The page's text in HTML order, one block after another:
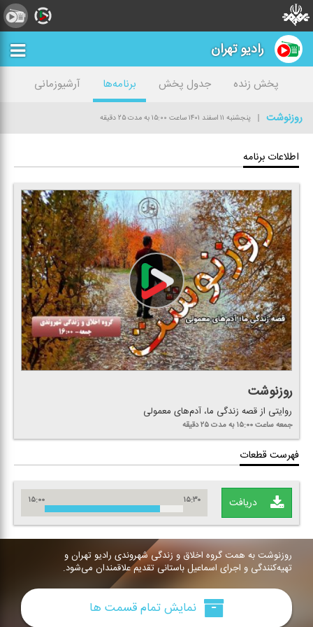
رادیو تهران
پخش زنده جدول پخش برنامه‌ها
آرشیوزمانی
روزنوشت
پنجشنبه ۱۱ اسفند ۱۴۰۱ ساعت ۱۵:۰۰ به مدت ۲۵ دقیقه
اطلاعات برنامه
روزنوشت
روایتی از قصه زندگی ما، آدم‌های معمولی
جمعهساعت ۱۵:۰۰ به مدت ۲۵ دقیقه
فهرست قطعات
دریافت ۱۵:۰۰ ۱۵:۳۰
روزنوشت به همت گروه اخلاق و زندگی شهروندی رادیو تهران و
تهیه‌كنندگی و اجرای اسماعیل باستانی تقدیم علاقمندان می‌شود.
نمایش تمام قسمت ها